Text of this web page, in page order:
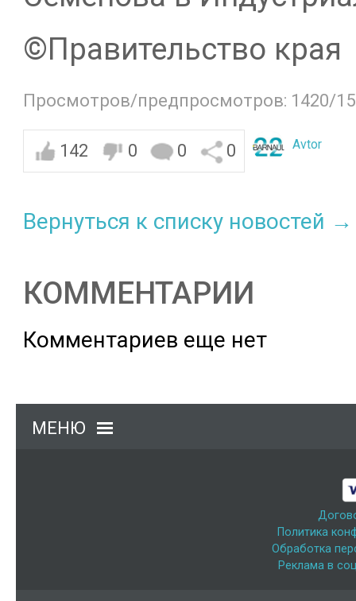
©️Правительство края
Просмотров/предпросмотров: 1420/
142 0 0 0 Avtor
Вернуться к списку новостей →
КОММЕНТАРИИ
Комментариев еще нет
МЕНЮ
Политика
Обработка
Реклама в